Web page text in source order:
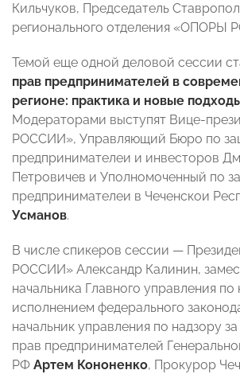
Кильчуков, Председатель
регионального отделения «ОПОРЫ
Темой еще одной деловой сессии
прав предпринимателей в
регионе: практика и новые
Модераторами выступят Вице-
РОССИИ», Управляющий Бюро по
предпринимателеи и инвесторов
Петровичев и Уполномоченный по
предпринимателеи в Чеченскои
Усманов.
В числе спикеров сессии —
РОССИИ» Александр Калинин,
начальника Главного управления по
исполнением федерального
начальник управления по надзору
прав предпринимателей
РФ Артем Кононенко, Прокурор